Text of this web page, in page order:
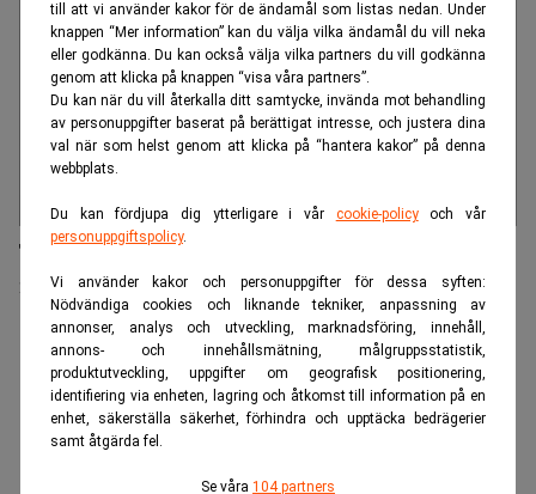
till att vi använder kakor för de ändamål som listas nedan. Under
knappen “Mer information” kan du välja vilka ändamål du vill neka
eller godkänna. Du kan också välja vilka partners du vill godkänna
genom att klicka på knappen “visa våra partners”.
Du kan när du vill återkalla ditt samtycke, invända mot behandling
av personuppgifter baserat på berättigat intresse, och justera dina
val när som helst genom att klicka på “hantera kakor” på denna
webbplats.
Du kan fördjupa dig ytterligare i vår cookie-policyoch vår
personuppgiftspolicy.
Vi använder kakor och personuppgifter för dessa syften:
Nödvändiga cookies och liknande tekniker, anpassning av
annonser, analys och utveckling, marknadsföring, innehåll,
annons- och innehållsmätning, målgruppsstatistik,
produktutveckling, uppgifter om geografisk positionering,
identifiering via enheten, lagring och åtkomst till information på en
enhet, säkerställa säkerhet, förhindra och upptäcka bedrägerier
samt åtgärda fel.
Se våra 104 partners
Ta vara på dina data champions – annars är du rökt
i kompetenskriget
ANNONS